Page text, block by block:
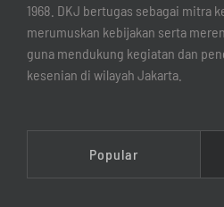
1968. DKJ bertugas sebagai mitra
merumuskan kebijakan serta
guna mendukung kegiatan dan
kesenian di wilayah Jakarta.
Popular